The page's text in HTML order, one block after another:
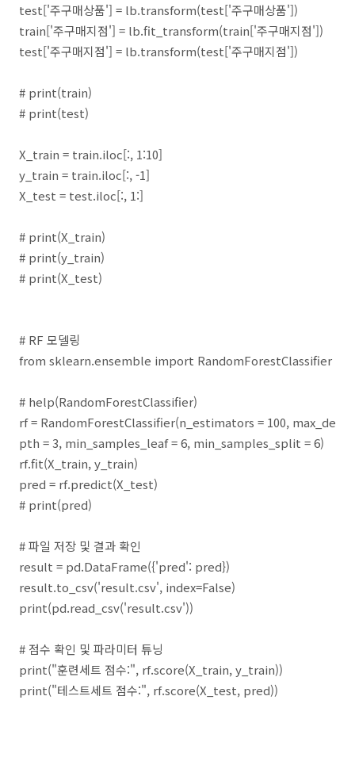
test['주구매상품'] = lb.transform(test['주구매상품'])
train['주구매지점'] = lb.fit_transform(train['주구매지점'])
test['주구매지점'] = lb.transform(test['주구매지점'])
# print(train)
# print(test)
X_train = train.iloc[:, 1:10]
y_train = train.iloc[:, -1]
X_test = test.iloc[:, 1:]
# print(X_train)
# print(y_train)
# print(X_test)
# RF 모델링
from sklearn.ensemble import RandomForestClassifier
# help(RandomForestClassifier)
rf = RandomForestClassifier(n_estimators = 100, max_de
pth = 3, min_samples_leaf = 6, min_samples_split = 6)
rf.fit(X_train, y_train)
pred = rf.predict(X_test)
# print(pred)
# 파일 저장 및 결과 확인
result = pd.DataFrame({'pred': pred})
result.to_csv('result.csv', index=False)
print(pd.read_csv('result.csv'))
# 점수 확인 및 파라미터 튜닝
print("훈련세트 점수:", rf.score(X_train, y_train))
print("테스트세트 점수:", rf.score(X_test, pred))